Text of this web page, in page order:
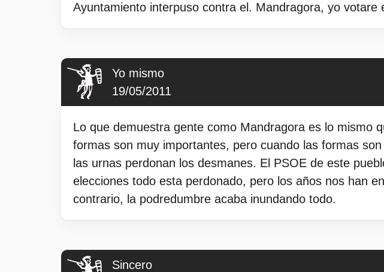
Ayuntamiento interpuso contra el. Mandragora, yo
Yo mismo
19/05/2011
Lo que demuestra gente como Mandragora es lo mismo
formas son muy importantes, pero cuando las formas
las urnas perdonan los desmanes. El PSOE de este
elecciones todo esta perdonado, pero los años nos han
contrario, la podredumbre acaba inundando todo.
Sincero